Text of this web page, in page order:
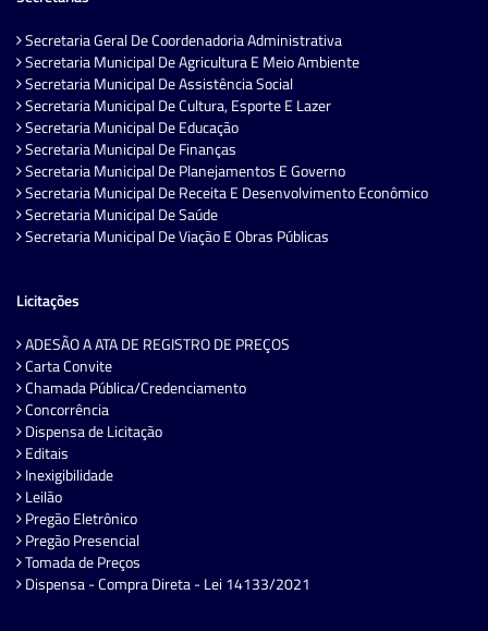
Secretaria Geral De Coordenadoria Administrativa
Secretaria Municipal De Agricultura E Meio Ambiente
Secretaria Municipal De Assistência Social
Secretaria Municipal De Cultura, Esporte E Lazer
Secretaria Municipal De Educação
Secretaria Municipal De Finanças
Secretaria Municipal De Planejamentos E Governo
Secretaria Municipal De Receita E Desenvolvimento Econômico
Secretaria Municipal De Saúde
Secretaria Municipal De Viação E Obras Públicas
Licitações
ADESÃO A ATA DE REGISTRO DE PREÇOS
Carta Convite
Chamada Pública/Credenciamento
Concorrência
Dispensa de Licitação
Editais
Inexigibilidade
Leilão
Pregão Eletrônico
Pregão Presencial
Tomada de Preços
Dispensa - Compra Direta - Lei 14133/2021